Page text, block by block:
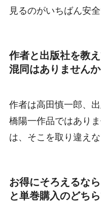
見るのがいちばん安全
作者と出版社を教
混同はありませんか
作者は高田慎一郎、
橋陽一作品ではあり
は、そこを取り違え
お得にそろえるな
と単巻購入のどち